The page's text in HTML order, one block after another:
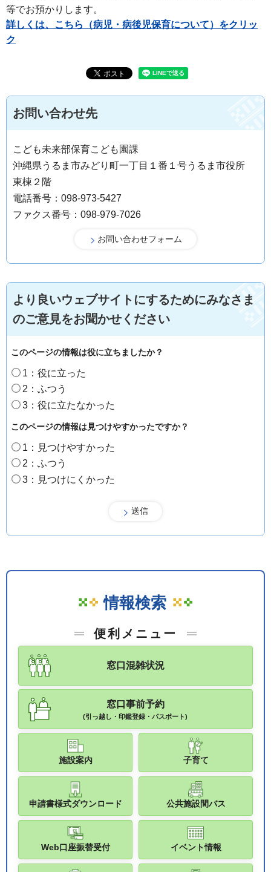
等でお預かりします。
詳しくは、こちら（病児・病後児保育について）をクリッ
ク
お問い合わせ先
こども未来部保育こども園課
沖縄県うるま市みどり町一丁目１番１号うるま市役所
東棟２階
電話番号：098-973-5427
ファクス番号：098-979-7026
より良いウェブサイトにするためにみなさま
のご意見をお聞かせください
このページの情報は役に立ちましたか？
1：役に立った
2：ふつう
3：役に立たなかった
このページの情報は見つけやすかったですか？
1：見つけやすかった
2：ふつう
3：見つけにくかった
情報検索
便利メニュー
窓口混雑状況
窓口事前予約
(引っ越し・印鑑登録・パスポート)
施設案内 子育て
申請書様式ダウンロード 公共施設間バス
Web口座振替受付 イベント情報